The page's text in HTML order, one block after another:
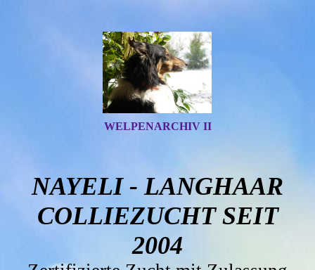
WELPENARCHIV II
NAYELI - LANGHAAR
COLLIEZUCHT SEIT
2004